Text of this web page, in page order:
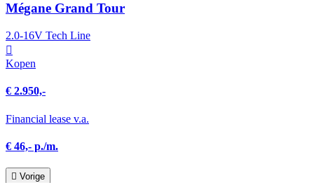
Mégane Grand Tour
2.0-16V Tech Line
Kopen
€ 2.950,-
Financial lease v.a.
€ 46,- p./m.
Vorige